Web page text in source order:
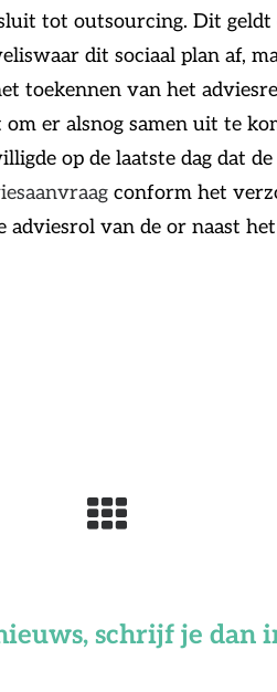
tot outsourcing. Dit
dit sociaal plan af,
toekennen van het
er alsnog samen uit te
op de laatste dag dat
conform het
van de or naast
schrijf je dan